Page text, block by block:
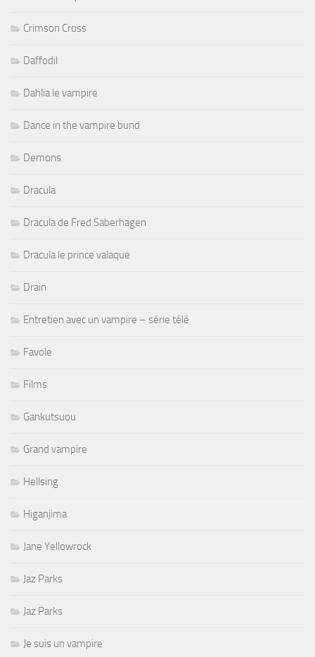
Crimson Cross
Daffodil
Dahlia le vampire
Dance in the vampire bund
Demons
Dracula
Dracula de Fred Saberhagen
Dracula le prince valaque
Drain
Entretien avec un vampire – série télé
Favole
Films
Gankutsuou
Grand vampire
Hellsing
Higanjima
Jane Yellowrock
Jaz Parks
Jaz Parks
Je suis un vampire